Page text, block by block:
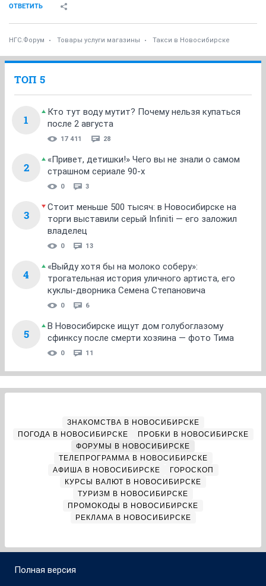
ОТВЕТИТЬ
НГС.Форум Товары услуги магазины Такси в Новосибирске
ТОП 5
1
Кто тут воду мутит? Почему нельзя купаться
после 2 августа
17 411 28
2
«Привет, детишки!» Чего вы не знали о самом
страшном сериале 90-х
0 3
3
Стоит меньше 500 тысяч: в Новосибирске на
торги выставили серый Infiniti — его заложил
владелец
0 13
4
«Выйду хотя бы на молоко соберу»:
трогательная история уличного артиста, его
куклы-дворника Семена Степановича
0 6
5
В Новосибирске ищут дом голубоглазому
сфинксу после смерти хозяина — фото Тима
0 11
ЗНАКОМСТВА В НОВОСИБИРСКЕ
ПОГОДА В НОВОСИБИРСКЕ
ПРОБКИ В НОВОСИБИРСКЕ
ФОРУМЫ В НОВОСИБИРСКЕ
ТЕЛЕПРОГРАММА В НОВОСИБИРСКЕ
АФИША В НОВОСИБИРСКЕ
ГОРОСКОП
КУРСЫ ВАЛЮТ В НОВОСИБИРСКЕ
ТУРИЗМ В НОВОСИБИРСКЕ
ПРОМОКОДЫ В НОВОСИБИРСКЕ
РЕКЛАМА В НОВОСИБИРСКЕ
Полная версия